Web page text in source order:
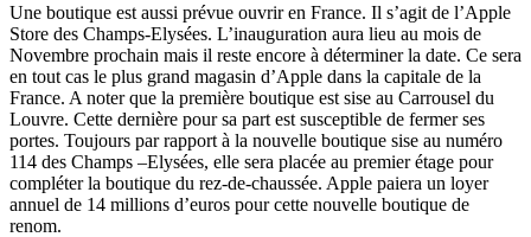
Une boutique est aussi prévue ouvrir en France. Il s’agit de l’Apple
Store des Champs-Elysées. L’inauguration aura lieu au mois de
Novembre prochain mais il reste encore à déterminer la date. Ce sera
en tout cas le plus grand magasin d’Apple dans la capitale de la
France. A noter que la première boutique est sise au Carrousel du
Louvre. Cette dernière pour sa part est susceptible de fermer ses
portes. Toujours par rapport à la nouvelle boutique sise au numéro
114 des Champs –Elysées, elle sera placée au premier étage pour
compléter la boutique du rez-de-chaussée. Apple paiera un loyer
annuel de 14 millions d’euros pour cette nouvelle boutique de
renom.